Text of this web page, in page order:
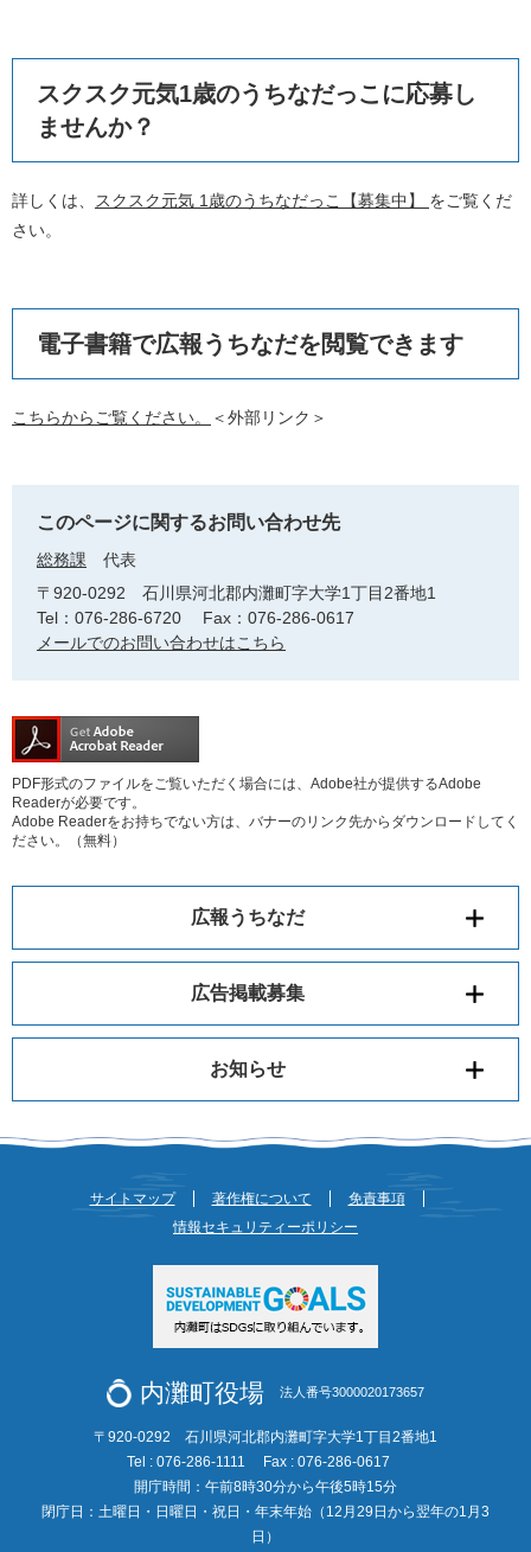
スクスク元気1歳のうちなだっこに応募し
ませんか？
詳しくは、 スクスク元気 1歳のうちなだっこ【募集中】 をご覧くだ
さい。
電子書籍で広報うちなだを閲覧できます
こちらからご覧ください。 ＜外部リンク＞
このページに関するお問い合わせ先
総務課
代表
〒920-0292
石川県河北郡内灘町字大学1丁目2番地1
Tel：076-286-6720
Fax：076-286-0617
メールでのお問い合わせはこちら
PDF形式のファイルをご覧いただく場合には、Adobe社が提供するAdobe
Readerが必要です。
Adobe Readerをお持ちでない方は、バナーのリンク先からダウンロードしてく
ださい。（無料）
広報うちなだ
広告掲載募集
お知らせ
サイトマップ 著作権について
免責事項
情報セキュリティーポリシー
内灘町役場 法人番号3000020173657
〒920-0292 石川県河北郡内灘町字大学1丁目2番地1
Tel : 076-286-1111
Fax : 076-286-0617
開庁時間：午前8時30分から午後5時15分
閉庁日：土曜日・日曜日・祝日・年末年始（12月29日から翌年の1月3
日）